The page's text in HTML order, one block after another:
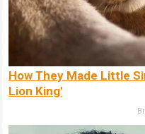
How They Made Little
Lion King'